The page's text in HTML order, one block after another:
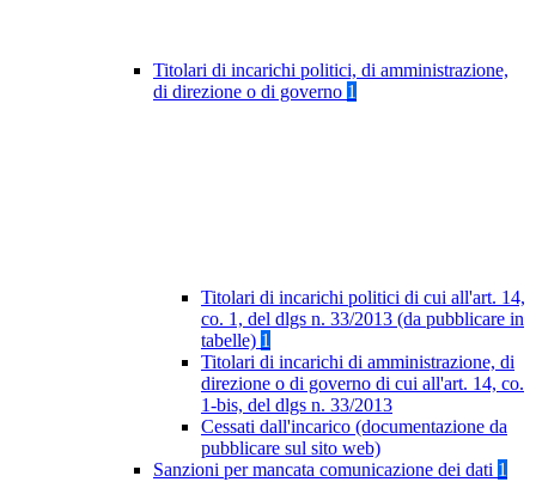
Titolari di incarichi politici, di amministrazione,
di direzione o di governo 1
Titolari di incarichi politici di cui all'art. 14,
co. 1, del dlgs n. 33/2013 (da pubblicare in
tabelle) 1
Titolari di incarichi di amministrazione, di
direzione o di governo di cui all'art. 14, co.
1-bis, del dlgs n. 33/2013
Cessati dall'incarico (documentazione da
pubblicare sul sito web)
Sanzioni per mancata comunicazione dei dati 1